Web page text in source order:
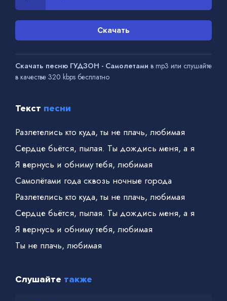
Скачать
Скачать песню ГУДЗОН - Самолетами в mp3 или слушайте
в качестве 320 kbps бесплатно
Текст песни
Разлетелись кто куда, ты не плачь, любимая
Сердце бьётся, пылая. Ты дождись меня, а я
Я вернусь и обниму тебя, любимая
Самолётами года сквозь ночные города
Разлетелись кто куда, ты не плачь, любимая
Сердце бьётся, пылая. Ты дождись меня, а я
Я вернусь и обниму тебя, любимая
Ты не плачь, любимая
Слушайте также